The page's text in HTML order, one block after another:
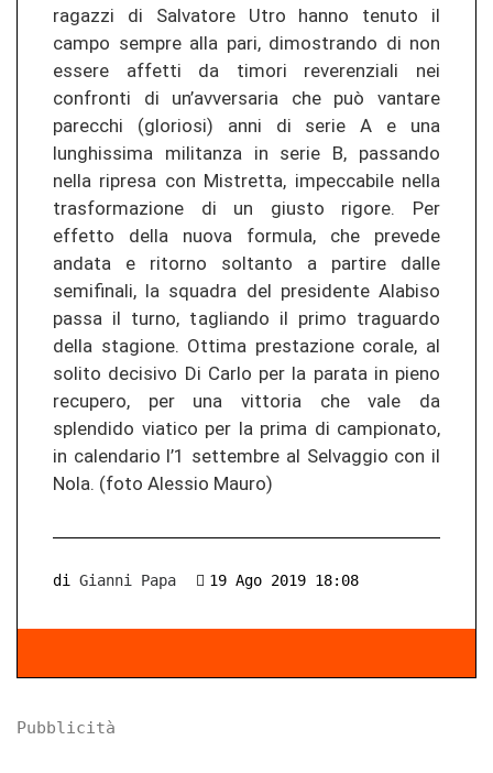
ragazzi di Salvatore Utro hanno tenuto il
campo sempre alla pari, dimostrando di non
essere affetti da timori reverenziali nei
confronti di un’avversaria che può vantare
parecchi (gloriosi) anni di serie A e una
lunghissima militanza in serie B, passando
nella ripresa con Mistretta, impeccabile nella
trasformazione di un giusto rigore. Per
effetto della nuova formula, che prevede
andata e ritorno soltanto a partire dalle
semifinali, la squadra del presidente Alabiso
passa il turno, tagliando il primo traguardo
della stagione. Ottima prestazione corale, al
solito decisivo Di Carlo per la parata in pieno
recupero, per una vittoria che vale da
splendido viatico per la prima di campionato,
in calendario l’1 settembre al Selvaggio con il
Nola. (foto Alessio Mauro)
di Gianni Papa 19 Ago 2019 18:08
Pubblicità